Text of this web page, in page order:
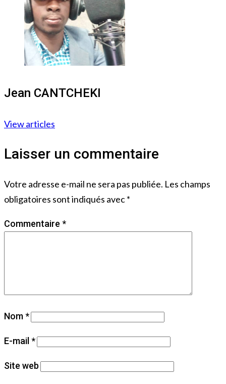
Jean CANTCHEKI
View articles
Laisser un commentaire
Votre adresse e-mail ne sera pas publiée. Les champs
obligatoires sont indiqués avec*
Commentaire *
Nom*
E-mail*
Site web